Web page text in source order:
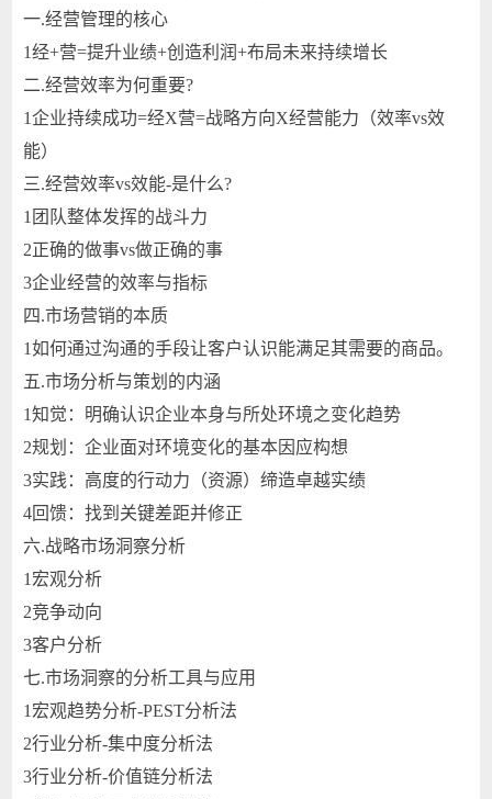
一.经营管理的核心
1经+营=提升业绩+创造利润+布局未来持续增长
二.经营效率为何重要?
1企业持续成功=经X营=战略方向X经营能力（效率vs效
能）
三.经营效率vs效能-是什么?
1 团队整体发挥的战斗力
2正确的做事vs做正确的事
3企业经营的效率与指标
四.市场营销的本质
1如何通过沟通的手段让客户认识能满足其需要的商品。
五.市场分析与策划的内涵
1知觉：明确认识企业本身与所处环境之变化趋势
2规划：企业面对环境变化的基本因应构想
3实践：高度的行动力（资源）缔造卓越实绩
4回馈：找到关键差距并修正
六.战略市场洞察分析
1 宏观分析
2竞争动向
3客户分析
七.市场洞察的分析工具与应用
1 宏观趋势分析-PEST分析法
2行业分析-集中度分析法
3行业分析-价值链分析法